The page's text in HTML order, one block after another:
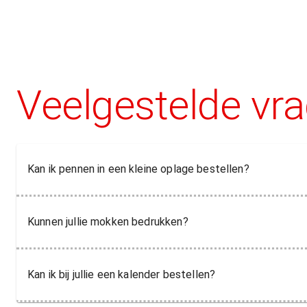
Veelgestelde
Kan ik pennen in een kleine oplage bestellen?
Kunnen jullie mokken bedrukken?
Kan ik bij jullie een kalender bestellen?